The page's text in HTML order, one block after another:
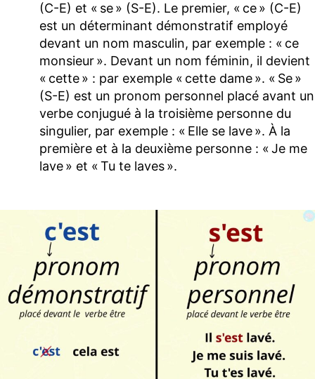
(C-E) et « se » (S-E). Le premier, « ce » (C-E)
est un déterminant démonstratif employé
devant un nom masculin, par exemple : « ce
monsieur ». Devant un nom féminin, il devient
« cette » : par exemple « cette dame ». « Se »
(S-E) est un pronom personnel placé avant un
verbe conjugué à la troisième personne du
singulier, par exemple : « Elle se lave ». À la
première et à la deuxième personne : « Je me
lave » et « Tu te laves ».